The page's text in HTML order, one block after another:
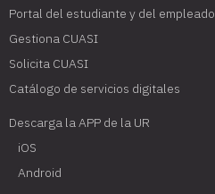
Portal del estudiante y del empleado
Gestiona CUASI
Solicita CUASI
Catálogo de servicios digitales
Descarga la APP de la UR
iOS
Android